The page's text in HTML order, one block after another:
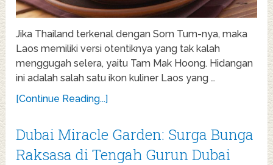
Jika Thailand terkenal dengan Som Tum-nya, maka
Laos memiliki versi otentiknya yang tak kalah
menggugah selera, yaitu Tam Mak Hoong. Hidangan
ini adalah salah satu ikon kuliner Laos yang …
[Continue Reading...]
Dubai Miracle Garden: Surga Bunga
Raksasa di Tengah Gurun Dubai